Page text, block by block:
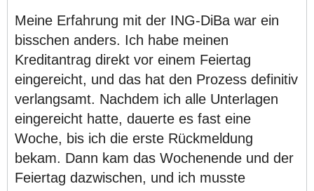
Meine Erfahrung mit der ING-DiBa war ein
bisschen anders. Ich habe meinen
Kreditantrag direkt vor einem Feiertag
eingereicht, und das hat den Prozess definitiv
verlangsamt. Nachdem ich alle Unterlagen
eingereicht hatte, dauerte es fast eine
Woche, bis ich die erste Rückmeldung
bekam. Dann kam das Wochenende und der
Feiertag dazwischen, und ich musste